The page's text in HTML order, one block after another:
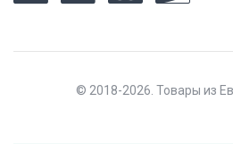
© 2018-2026. Товары из